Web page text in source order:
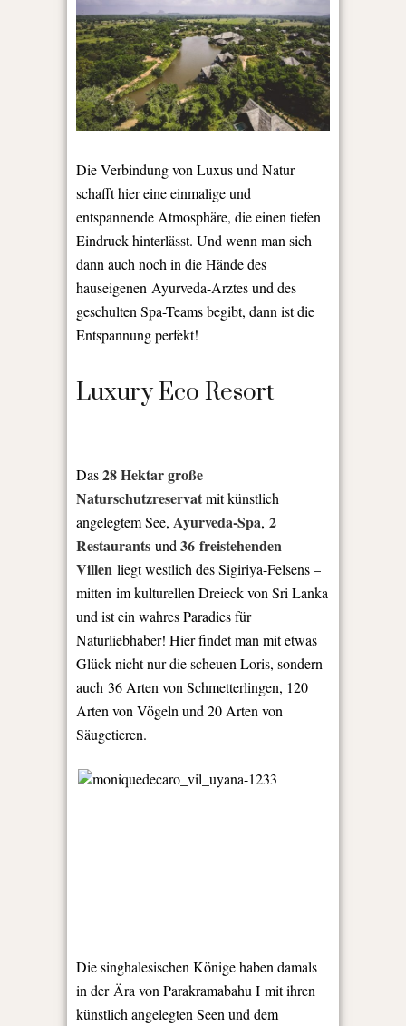
Die Verbindung von Luxus und Natur
schafft hier eine einmalige und
entspannende Atmosphäre, die einen tiefen
Eindruck hinterlässt. Und wenn man sich
dann auch noch in die Hände des
hauseigenen Ayurveda-Arztes und des
geschulten Spa-Teams begibt, dann ist die
Entspannung perfekt!
Luxury Eco Resort
Das28 Hektar große
Naturschutzreservatmit künstlich
angelegtem See, Ayurveda-Spa, 2
Restaurants und 36 freistehenden
Villen liegt westlich des Sigiriya-Felsens –
mitten im kulturellen Dreieck von Sri Lanka
und ist ein wahres Paradies für
Naturliebhaber! Hier findet man mit etwas
Glück nicht nur die scheuen Loris, sondern
auch 36 Arten von Schmetterlingen, 120
Arten von Vögeln und 20 Arten von
Säugetieren.
Die singhalesischen Könige haben damals
in der Ära von Parakramabahu I mit ihren
künstlich angelegten Seen und dem